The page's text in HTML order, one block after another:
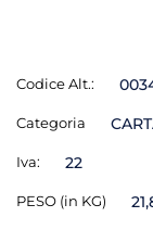
Codice Alt.:
Categoria
Iva: 22
PESO (in KG)